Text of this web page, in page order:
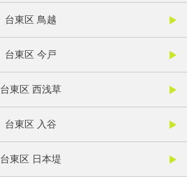
台東区 鳥越
台東区 今戸
台東区 西浅草
台東区 入谷
台東区 日本堤